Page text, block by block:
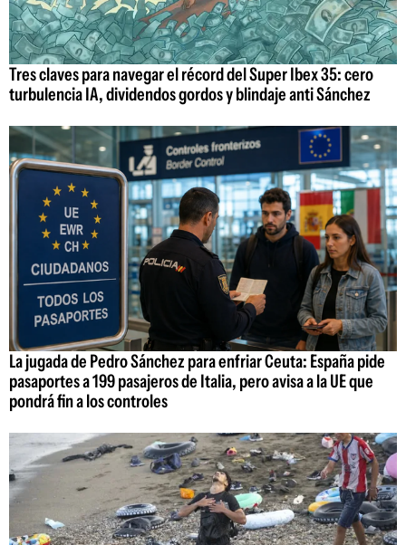
Tres claves para navegar el récord del Super Ibex 35: cero
turbulencia IA, dividendos gordos y blindaje anti Sánchez
La jugada de Pedro Sánchez para enfriar Ceuta: España pide
pasaportes a 199 pasajeros de Italia, pero avisa a la UE que
pondrá fin a los controles